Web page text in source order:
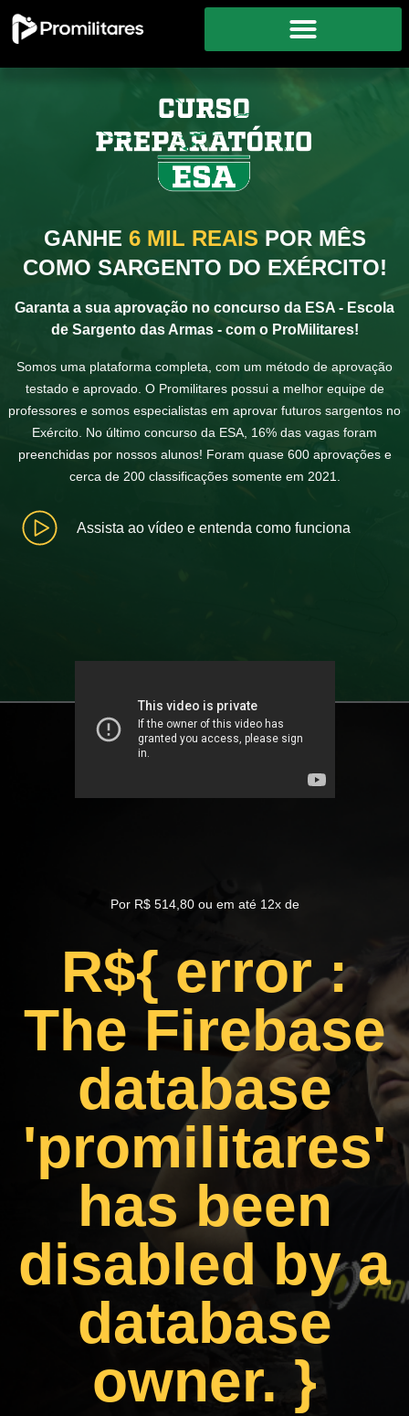
GANHE 6 MIL REAIS POR MÊS
COMO SARGENTO DO EXÉRCITO!
Garanta a sua aprovação no concurso da ESA - Escola
de Sargento das Armas - com o ProMilitares!
Somos uma plataforma completa, com um método de aprovação
testado e aprovado. O Promilitares possui a melhor equipe de
professores e somos especialistas em aprovar futuros sargentos no
Exército. No último concurso da ESA, 16% das vagas foram
preenchidas por nossos alunos! Foram quase 600 aprovações e
cerca de 200 classificações somente em 2021.
Assista ao vídeo e entenda como funciona
Por R$ 514,80 ou em até 12x de
R${ error :
The Firebase
database
'promilitares'
has been
disabled by a
database
owner. }